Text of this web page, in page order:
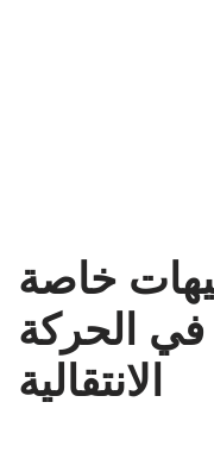
خاصة
في الحركة
الانتقالية